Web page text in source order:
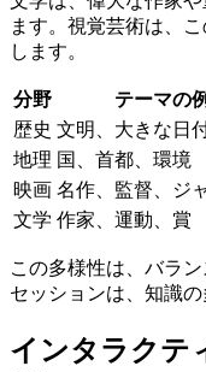
ます。視覚芸術は、
します。
分野 テーマの例
歴史 文明、大きな日
地理 国、首都、環境
映画 名作、監督、ジ
文学 作家、運動、賞
この多様性は、バラ
セッションは、知識の
インタラクテ